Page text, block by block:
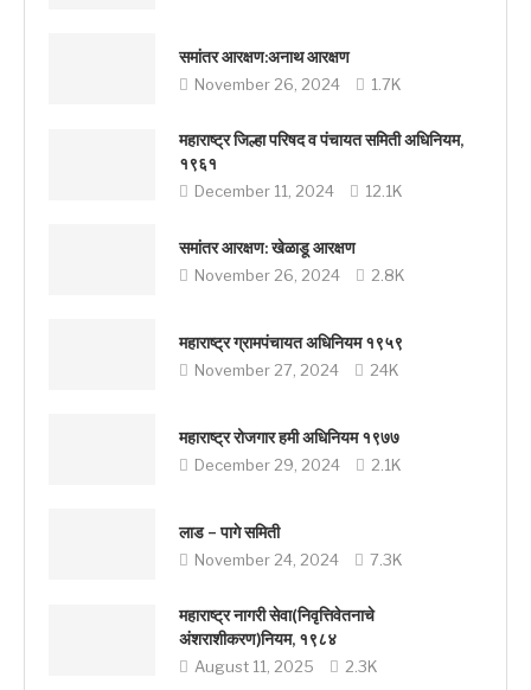
समांतर आरक्षण:अनाथ आरक्षण
November 26, 2024 1.7K
महाराष्ट्र जिल्हा परिषद व पंचायत समिती अधिनियम,
१९६१
December 11, 2024 12.1K
समांतर आरक्षण: खेळाडू आरक्षण
November 26, 2024 2.8K
महाराष्ट्र ग्रामपंचायत अधिनियम १९५९
November 27, 2024 24K
महाराष्ट्र रोजगार हमी अधिनियम १९७७
December 29, 2024 2.1K
लाड – पागे समिती
November 24, 2024 7.3K
महाराष्ट्र नागरी सेवा(निवृत्तिवेतनाचे
अंशराशीकरण)नियम, १९८४
August 11, 2025 2.3K